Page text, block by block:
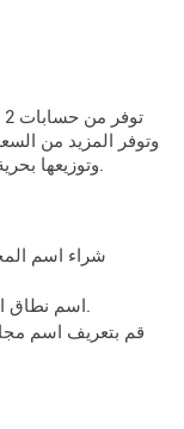
التخزين (mail + Cloud) وتوزيعها بحرية بين جميع الحسابات.
شراء اسم
انقل على Mailo اسم نطاق اشتريته في مكان آخر.
قم بتعريف اسم